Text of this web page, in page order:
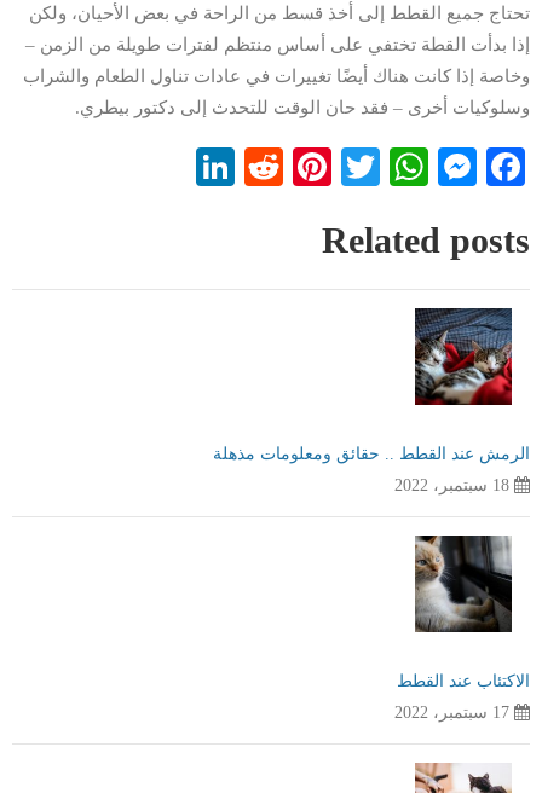
تحتاج جميع القطط إلى أخذ قسط من الراحة في بعض الأحيان، ولكن
إذا بدأت القطة تختفي على أساس منتظم لفترات طويلة من الزمن –
وخاصة إذا كانت هناك أيضًا تغييرات في عادات تناول الطعام والشراب
وسلوكيات أخرى – فقد حان الوقت للتحدث إلى دكتور بيطري.
Facebook
Messenger
WhatsApp
Twitter
Pinterest
Reddit
Related posts
الرمش عند القطط .. حقائق ومعلومات مذهلة
18 سبتمبر، 2022
الاكتئاب عند القطط
17 سبتمبر، 2022